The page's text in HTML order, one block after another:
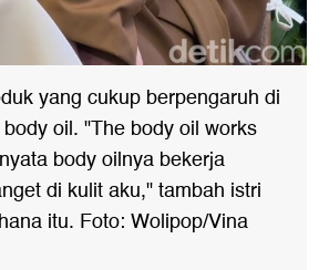
yang cukup berpengaruh di
oil. "The body oil works
body oilnya bekerja
di kulit aku," tambah istri
itu. Foto: Wolipop/Vina